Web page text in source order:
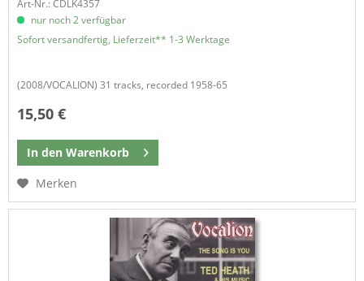
Art-Nr.: CDLK4357
nur noch 2 verfügbar
Sofort versandfertig, Lieferzeit** 1-3 Werktage
(2008/VOCALION) 31 tracks, recorded 1958-65
15,50 €
In den Warenkorb
Merken